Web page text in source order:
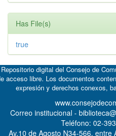
Has File(s)
true
digital del Consejo de
acceso libre. Los documentos
expresión y derechos conexos,
Correo institucional -
Teléfono: 02-
Av.10 de Agosto N34-566, entre